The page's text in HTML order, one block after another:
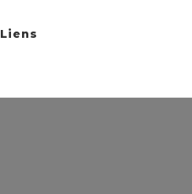
Liens